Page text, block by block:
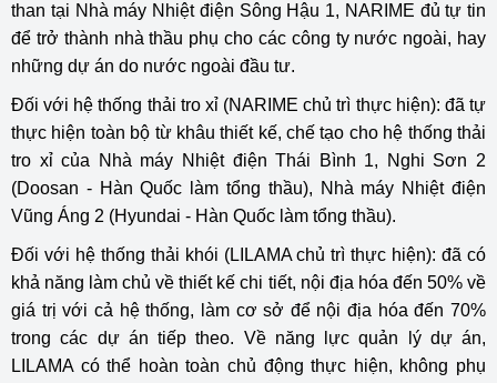
than tại Nhà máy Nhiệt điện Sông Hậu 1, NARIME đủ tự tin
để trở thành nhà thầu phụ cho các công ty nước ngoài, hay
những dự án do nước ngoài đầu tư.
Đối với hệ thống thải tro xỉ (NARIME chủ trì thực hiện): đã tự
thực hiện toàn bộ từ khâu thiết kế, chế tạo cho hệ thống thải
tro xỉ của Nhà máy Nhiệt điện Thái Bình 1, Nghi Sơn 2
(Doosan - Hàn Quốc làm tổng thầu), Nhà máy Nhiệt điện
Vũng Áng 2 (Hyundai - Hàn Quốc làm tổng thầu).
Đối với hệ thống thải khói (LILAMA chủ trì thực hiện): đã có
khả năng làm chủ về thiết kế chi tiết, nội địa hóa đến 50% về
giá trị với cả hệ thống, làm cơ sở để nội địa hóa đến 70%
trong các dự án tiếp theo. Về năng lực quản lý dự án,
LILAMA có thể hoàn toàn chủ động thực hiện, không phụ